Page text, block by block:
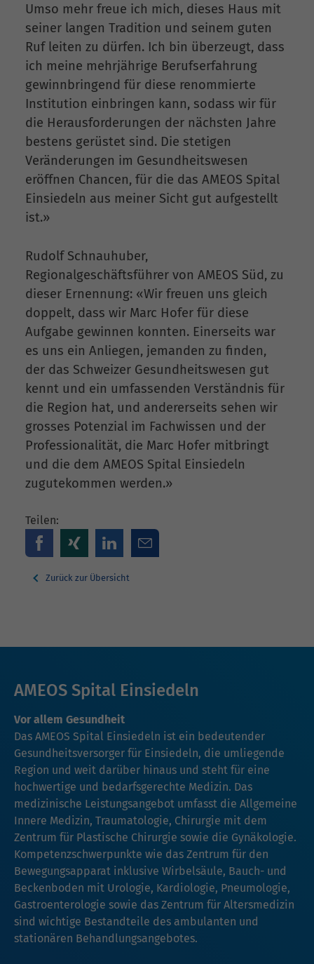
Umso mehr freue ich mich, dieses Haus mit
seiner langen Tradition und seinem guten
Ruf leiten zu dürfen. Ich bin überzeugt, dass
ich meine mehrjährige Berufserfahrung
gewinnbringend für diese renommierte
Institution einbringen kann, sodass wir für
die Herausforderungen der nächsten Jahre
bestens gerüstet sind. Die stetigen
Veränderungen im Gesundheitswesen
eröffnen Chancen, für die das AMEOS Spital
Einsiedeln aus meiner Sicht gut aufgestellt
ist.»
Rudolf Schnauhuber,
Regionalgeschäftsführer von AMEOS Süd, zu
dieser Ernennung: «Wir freuen uns gleich
doppelt, dass wir Marc Hofer für diese
Aufgabe gewinnen konnten. Einerseits war
es uns ein Anliegen, jemanden zu finden,
der das Schweizer Gesundheitswesen gut
kennt und ein umfassenden Verständnis für
die Region hat, und andererseits sehen wir
grosses Potenzial im Fachwissen und der
Professionalität, die Marc Hofer mitbringt
und die dem AMEOS Spital Einsiedeln
zugutekommen werden.»
Teilen:
Zurück zur Übersicht
AMEOS Spital Einsiedeln
Vor allem Gesundheit
Das AMEOS Spital Einsiedeln ist ein bedeutender
Gesundheitsversorger für Einsiedeln, die umliegende
Region und weit darüber hinaus und steht für eine
hochwertige und bedarfsgerechte Medizin. Das
medizinische Leistungsangebot umfasst die Allgemeine
Innere Medizin, Traumatologie, Chirurgie mit dem
Zentrum für Plastische Chirurgie sowie die Gynäkologie.
Kompetenzschwerpunkte wie das Zentrum für den
Bewegungsapparat inklusive Wirbelsäule, Bauch- und
Beckenboden mit Urologie, Kardiologie, Pneumologie,
Gastroenterologie sowie das Zentrum für Altersmedizin
sind wichtige Bestandteile des ambulanten und
stationären Behandlungsangebotes.